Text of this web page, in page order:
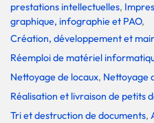
prestations intellectuelles,
graphique, infographie et PAO,
Création, développement et
Réemploi de matériel
Nettoyage de locaux, Nettoyage
Réalisation et livraison de petits
Tri et destruction de documents,